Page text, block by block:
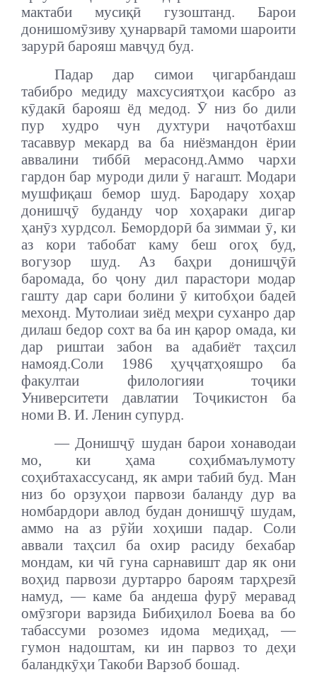
мактаби мусиқӣ гузоштанд. Барои
донишомӯзиву ҳунарварӣ тамоми шароити
зарурӣ барояш мавҷуд буд.
Падар дар симои ҷигарбандаш
табибро медиду махсусиятҳои касбро аз
кӯдакӣ барояш ёд медод. Ӯ низ бо дили
пур худро чун духтури наҷотбахш
тасаввур мекард ва ба ниёзмандон ёрии
аввалини тиббӣ мерасонд.Аммо чархи
гардон бар муроди дили ӯ нагашт. Модари
мушфиқаш бемор шуд. Бародару хоҳар
донишҷӯ буданду чор хоҳараки дигар
ҳанӯз хурдсол. Бемордорӣ ба зиммаи ӯ, ки
аз кори табобат каму беш огоҳ буд,
вогузор шуд. Аз баҳри донишҷӯӣ
баромада, бо ҷону дил парастори модар
гашту дар сари болини ӯ китобҳои бадеӣ
мехонд. Мутолиаи зиёд меҳри суханро дар
дилаш бедор сохт ва ба ин қарор омада, ки
дар риштаи забон ва адабиёт таҳсил
намояд.Соли 1986 ҳуҷҷатҳояшро ба
факултаи филологияи тоҷики
Университети давлатии Тоҷикистон ба
номи В. И. Ленин супурд.
— Донишҷӯ шудан барои хонаводаи
мо, ки ҳама соҳибмаълумоту
соҳибтахассусанд, як амри табиӣ буд. Ман
низ бо орзуҳои парвози баланду дур ва
номбардори авлод будан донишҷӯ шудам,
аммо на аз рӯйи хоҳиши падар. Соли
аввали таҳсил ба охир расиду бехабар
мондам, ки чӣ гуна сарнавишт дар як они
воҳид парвози дуртарро бароям тарҳрезӣ
намуд, — каме ба андеша фурӯ меравад
омӯзгори варзида Бибиҳилол Боева ва бо
табассуми розомез идома медиҳад, —
гумон надоштам, ки ин парвоз то деҳи
баландкӯҳи Такоби Варзоб бошад.